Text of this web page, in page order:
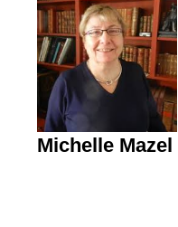
Michelle Mazel